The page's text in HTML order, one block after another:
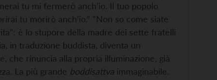
tu mi fermerò anch’io. Il tuo popolo
tu morirò anch’io.” “Non so come siate
è lo stupore della madre dei sette fratelli
in traduzione buddista, diventa un
che rinuncia alla propria illuminazione, già
La più grande boddisattva immaginabile.